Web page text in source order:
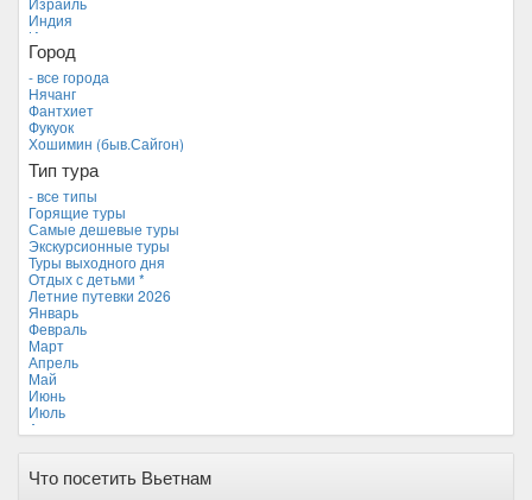
Индия
Индонезия
Иордания
Италия
Камбоджа
Кипр
Куба
Мальдивские острова
Мальта
Новая Зеландия
Объединенные Арабские Эмираты
Перу
Россия
Таиланд
Тунис
Турция
Финляндия
Франция
Хорватия
Черногория
Чехия
Город
- все города
Нячанг
Фантхиет
Фукуок
Хошимин (быв.Сайгон)
Тип тура
- все типы
Горящие туры
Самые дешевые туры
Экскурсионные туры
Туры выходного дня
Отдых с детьми *
Летние путевки 2026
Январь
Февраль
Март
Апрель
Май
Июнь
Июль
Август
Ноябрь
Что посетить Вьетнам